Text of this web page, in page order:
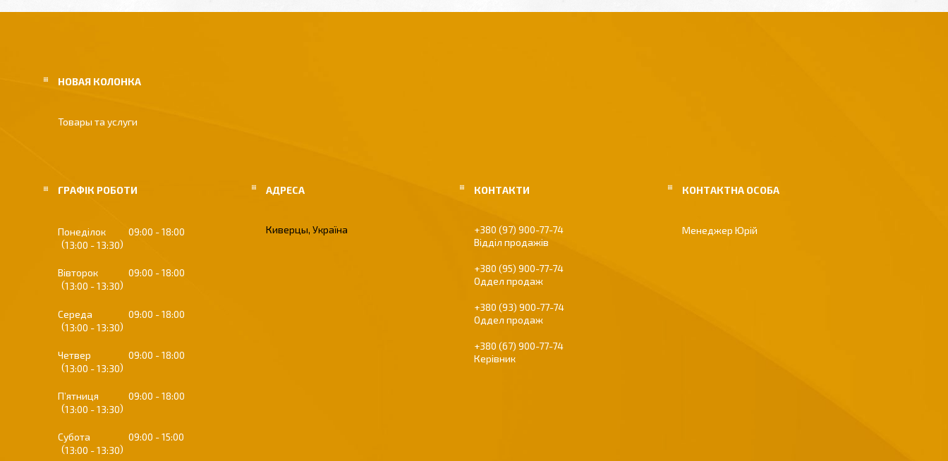
НОВАЯ КОЛОНКА
Товары та услуги
ГРАФІК РОБОТИ
Понеділок 09:00
18:00
13:00
13:30
Вівторок 09:00
18:00
13:00
13:30
Середа 09:00
18:00
13:00
13:30
Четвер 09:00
18:00
13:00
13:30
Пʼятниця 09:00
18:00
13:00
13:30
Субота 09:00
15:00
13:00
13:30
Киверцы, Україна
+380 (97) 900-77-74
Відділ продажів
+380 (95) 900-77-74
Оддел продаж
+380 (93) 900-77-74
Оддел продаж
+380 (67) 900-77-74
Керівник
Менеджер Юрій